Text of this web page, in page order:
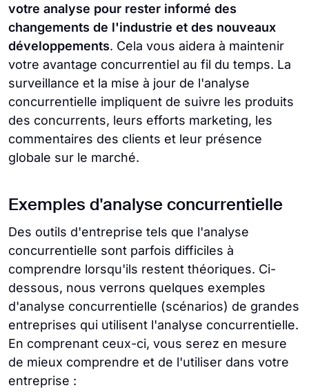
votre analyse pour rester informé des
changements de l'industrie et des nouveaux
développements. Cela vous aidera à maintenir
votre avantage concurrentiel au fil du temps. La
surveillance et la mise à jour de l'analyse
concurrentielle impliquent de suivre les produits
des concurrents, leurs efforts marketing, les
commentaires des clients et leur présence
globale sur le marché.
Exemples d'analyse concurrentielle
Des outils d'entreprise tels que l'analyse
concurrentielle sont parfois difficiles à
comprendre lorsqu'ils restent théoriques. Ci-
dessous, nous verrons quelques exemples
d'analyse concurrentielle (scénarios) de grandes
entreprises qui utilisent l'analyse concurrentielle.
En comprenant ceux-ci, vous serez en mesure
de mieux comprendre et de l'utiliser dans votre
entreprise :